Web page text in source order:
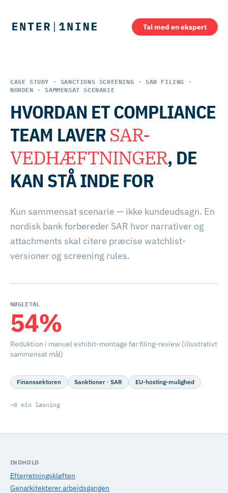
Tal med en ekspert
CASE STUDY · SANCTIONS SCREENING · SAR FILING ·
NORDEN · SAMMENSAT SCENARIE
HVORDAN ET COMPLIANCE
TEAM LAVERSAR-
VEDHÆFTNINGER, DE
KAN STÅ INDE FOR
Kun sammensat scenarie — ikke kundeudsagn. En
nordisk bank forbereder SAR hvor narrativer og
attachments skal citere præcise watchlist-
versioner og screening rules.
NØGLETAL
54%
Reduktion i manuel exhibit-montage før filing-review (illustrativt
sammensat mål)
Finanssektoren Sanktioner · SAR EU-hosting-mulighed
~8 min læsning
INDHOLD
Efterretningskløften
Genarkitekterer arbejdsgangen